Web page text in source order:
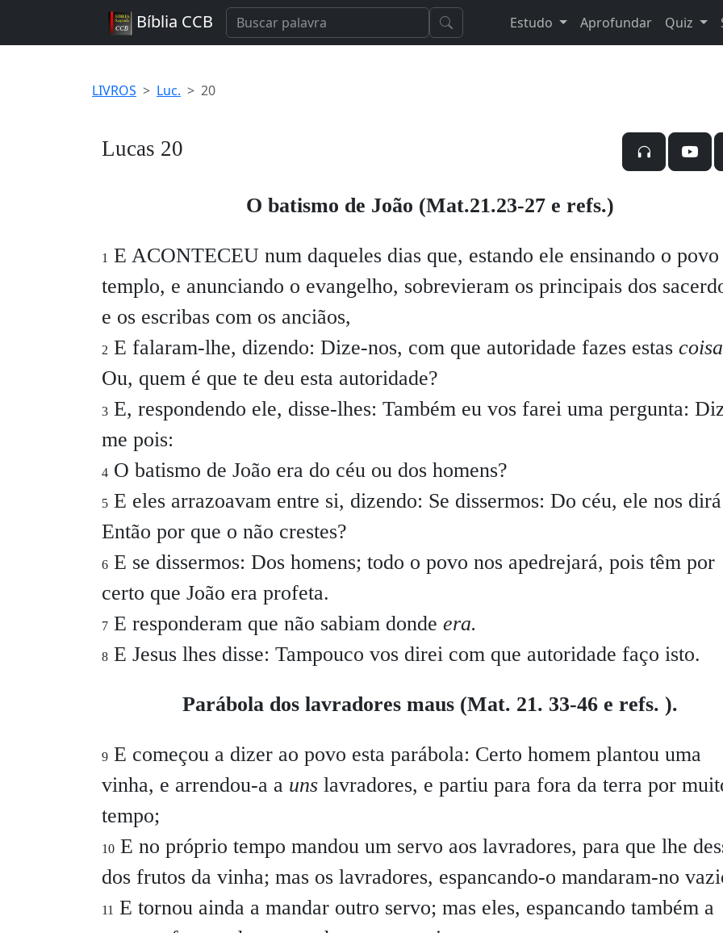
Bíblia CCB Estudo Aprofundar Quiz
LIVROS Luc. 20
Lucas 20
O batismo de João (Mat.21.23-27 e refs.)
1 E ACONTECEU num daqueles dias que, estando ele ensinando o
templo, e anunciando o evangelho, sobrevieram os principais dos
e os escribas com os anciãos,
2 E falaram-lhe, dizendo: Dize-nos, com que autoridade fazes estas
Ou, quem é que te deu esta autoridade?
3 E, respondendo ele, disse-lhes: Também eu vos farei uma pergunta:
me pois:
4 O batismo de João era do céu ou dos homens?
5 E eles arrazoavam entre si, dizendo: Se dissermos: Do céu, ele nos
Então por que o não crestes?
6 E se dissermos: Dos homens; todo o povo nos apedrejará, pois têm por
certo que João era profeta.
7 E responderam que não sabiam donde era.
8 E Jesus lhes disse: Tampouco vos direi com que autoridade faço isto.
Parábola dos lavradores maus (Mat. 21. 33-46 e refs. ).
9 E começou a dizer ao povo esta parábola: Certo homem plantou uma
vinha, e arrendou-a a uns lavradores, e partiu para fora da terra por
tempo;
10 E no próprio tempo mandou um servo aos lavradores, para que lhe
dos frutos da vinha; mas os lavradores, espancando-o mandaram-no
11 E tornou ainda a mandar outro servo; mas eles, espancando também a